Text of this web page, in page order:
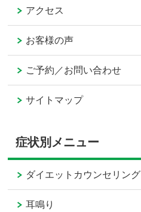
アクセス
お客様の声
ご予約／お問い合わせ
サイトマップ
症状別メニュー
ダイエットカウンセリング
耳鳴り